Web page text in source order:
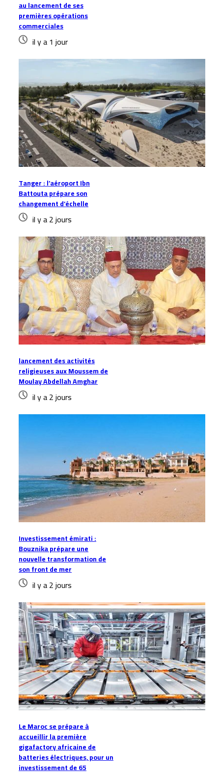
au lancement de ses
premières opérations
commerciales
il y a 1 jour
Tanger : l’aéroport Ibn
Battouta prépare son
changement d’échelle
il y a 2 jours
lancement des activités
religieuses aux Moussem de
Moulay Abdellah Amghar
il y a 2 jours
Investissement émirati :
Bouznika prépare une
nouvelle transformation de
son front de mer
il y a 2 jours
Le Maroc se prépare à
accueillir la première
gigafactory africaine de
batteries électriques, pour un
investissement de 65